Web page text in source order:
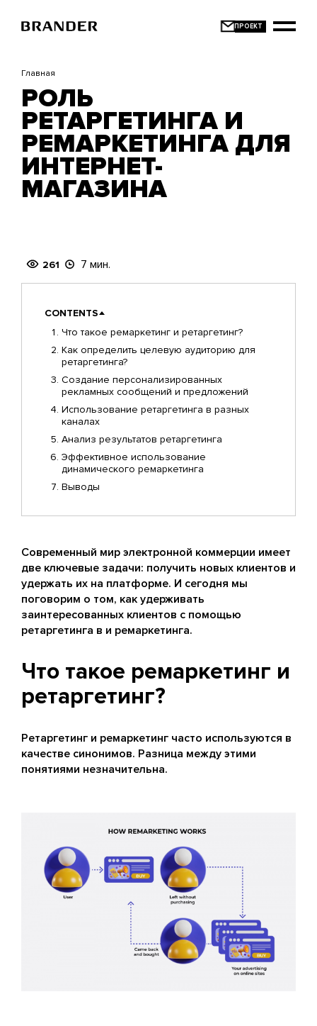
основному
Главная
РОЛЬ
РЕТАРГЕТИНГА И
РЕМАРКЕТИНГА ДЛЯ
ИНТЕРНЕТ-
МАГАЗИНА
261 7 мин.
CONTENTS
Что такое ремаркетинг и ретаргетинг?
Как определить целевую аудиторию для
ретаргетинга?
Создание персонализированных
рекламных сообщений и предложений
Использование ретаргетинга в разных
каналах
Анализ результатов ретаргетинга
Эффективное использование
динамического ремаркетинга
Выводы
Современный мир электронной коммерции имеет
две ключевые задачи: получить новых клиентов и
удержать их на платформе. И сегодня мы
поговорим о том, как удерживать
заинтересованных клиентов с помощью
ретаргетинга в и ремаркетинга.
Что такое ремаркетинг и
ретаргетинг?
Ретаргетинг и ремаркетинг часто используются в
качестве синонимов. Разница между этими
понятиями незначительна.